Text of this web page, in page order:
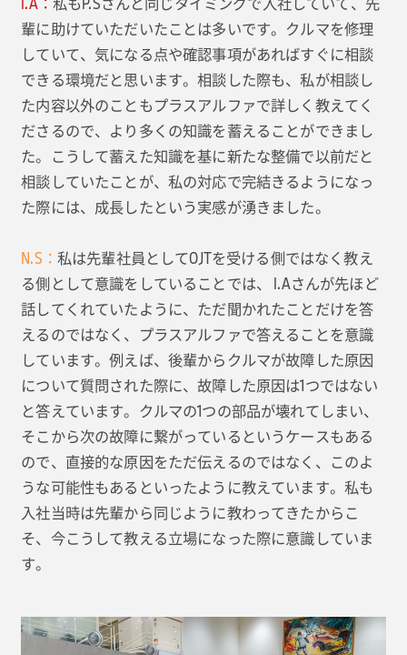
輩に助けていただいたことは多いです。クルマを修理
していて、気になる点や確認事項があればすぐに相談
できる環境だと思います。相談した際も、私が相談し
た内容以外のこともプラスアルファで詳しく教えてく
ださるので、より多くの知識を蓄えることができまし
た。こうして蓄えた知識を基に新たな整備で以前だと
相談していたことが、私の対応で完結きるようになっ
た際には、成長したという実感が湧きました。
N.S： 私は先輩社員としてOJTを受ける側ではなく教え
る側として意識をしていることでは、 I.Aさんが先ほど
話してくれていたように、ただ聞かれたことだけを答
えるのではなく、プラスアルファで答えることを意識
しています。例えば、後輩からクルマが故障した原因
について質問された際に、故障した原因は1つではない
と答えています。クルマの1つの部品が壊れてしまい、
そこから次の故障に繋がっているというケースもある
ので、直接的な原因をただ伝えるのではなく、このよ
うな可能性もあるといったように教えています。私も
入社当時は先輩から同じように教わってきたからこ
そ、今こうして教える立場になった際に意識していま
す。